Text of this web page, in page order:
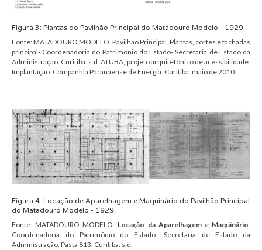
Figura 3 : Plantas do Pavilhão Principal do Matadouro Modelo - 1929.
Fonte:MATADOURO MODELO. Pavilhão Principal. Plantas, cortes e fachadas
principal- Coordenadoria do Patrimônio do Estado- Secretaria de Estado da
Administração. Curitiba: s.d. ATUBA, projeto arquitetônico de acessibilidade.
Implantação. Companhia Paranaense de Energia. Curitiba: maio de 2010.
Figura 4: Locação de Aparelhagem e Maquinário do Pavilhão Principal
do Matadouro Modelo - 1929.
Fonte: MATADOURO MODELO. Locação da Aparelhagem e Maquinário.
Coordenadoria do Patrimônio do Estado- Secretaria de Estado da
Administração. Pasta 813. Curitiba: s.d.